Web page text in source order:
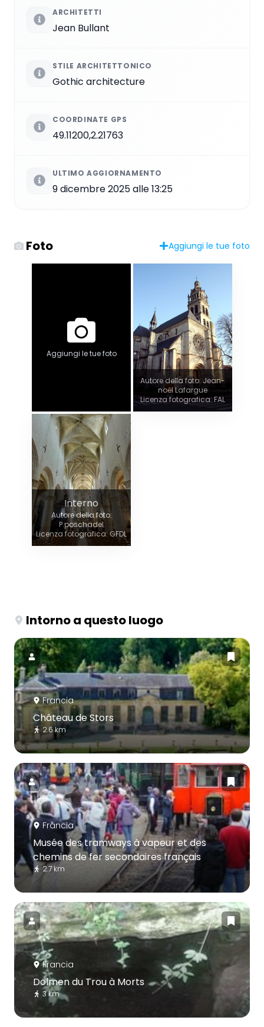
ARCHITETTI
Jean Bullant
STILE ARCHITETTONICO
Gothic architecture
COORDINATE GPS
49.11200,2.21763
ULTIMO AGGIORNAMENTO
9 dicembre 2025 alle 13:25
Foto Aggiungi le tue foto
Aggiungi le tue foto
Autore della foto: Jean-
noël Lafargue
Licenza fotografica: FAL
Interno
Autore della foto:
P.poschadel
Licenza fotografica: GFDL
Intorno a questo luogo
Francia
Château de Stors
2.6 km
Francia
Musée des tramways à vapeur et des
chemins de fer secondaires français
2.7 km
Francia
Dolmen du Trou à Morts
3 km